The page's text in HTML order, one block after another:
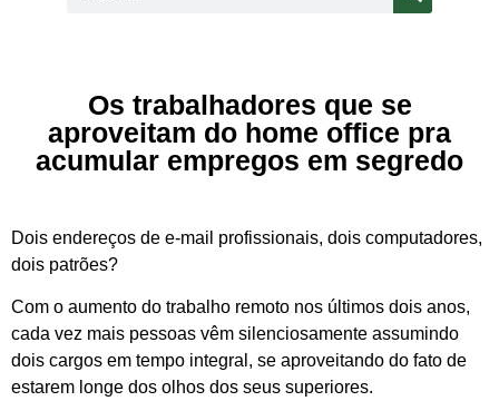
Os trabalhadores que se
aproveitam do home office pra
acumular empregos em segredo
Dois endereços de e-mail profissionais, dois computadores,
dois patrões?
Com o aumento do trabalho remoto nos últimos dois anos,
cada vez mais pessoas vêm silenciosamente assumindo
dois cargos em tempo integral, se aproveitando do fato de
estarem longe dos olhos dos seus superiores.